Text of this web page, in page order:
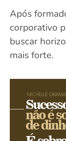
Após
corporativo
buscar
mais forte.